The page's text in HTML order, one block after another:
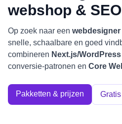
webshop & SEO
Op zoek naar een webdesigner
snelle, schaalbare en goed
combineren Next.js/WordPress
conversie-patronen en Core
Pakketten & prijzen